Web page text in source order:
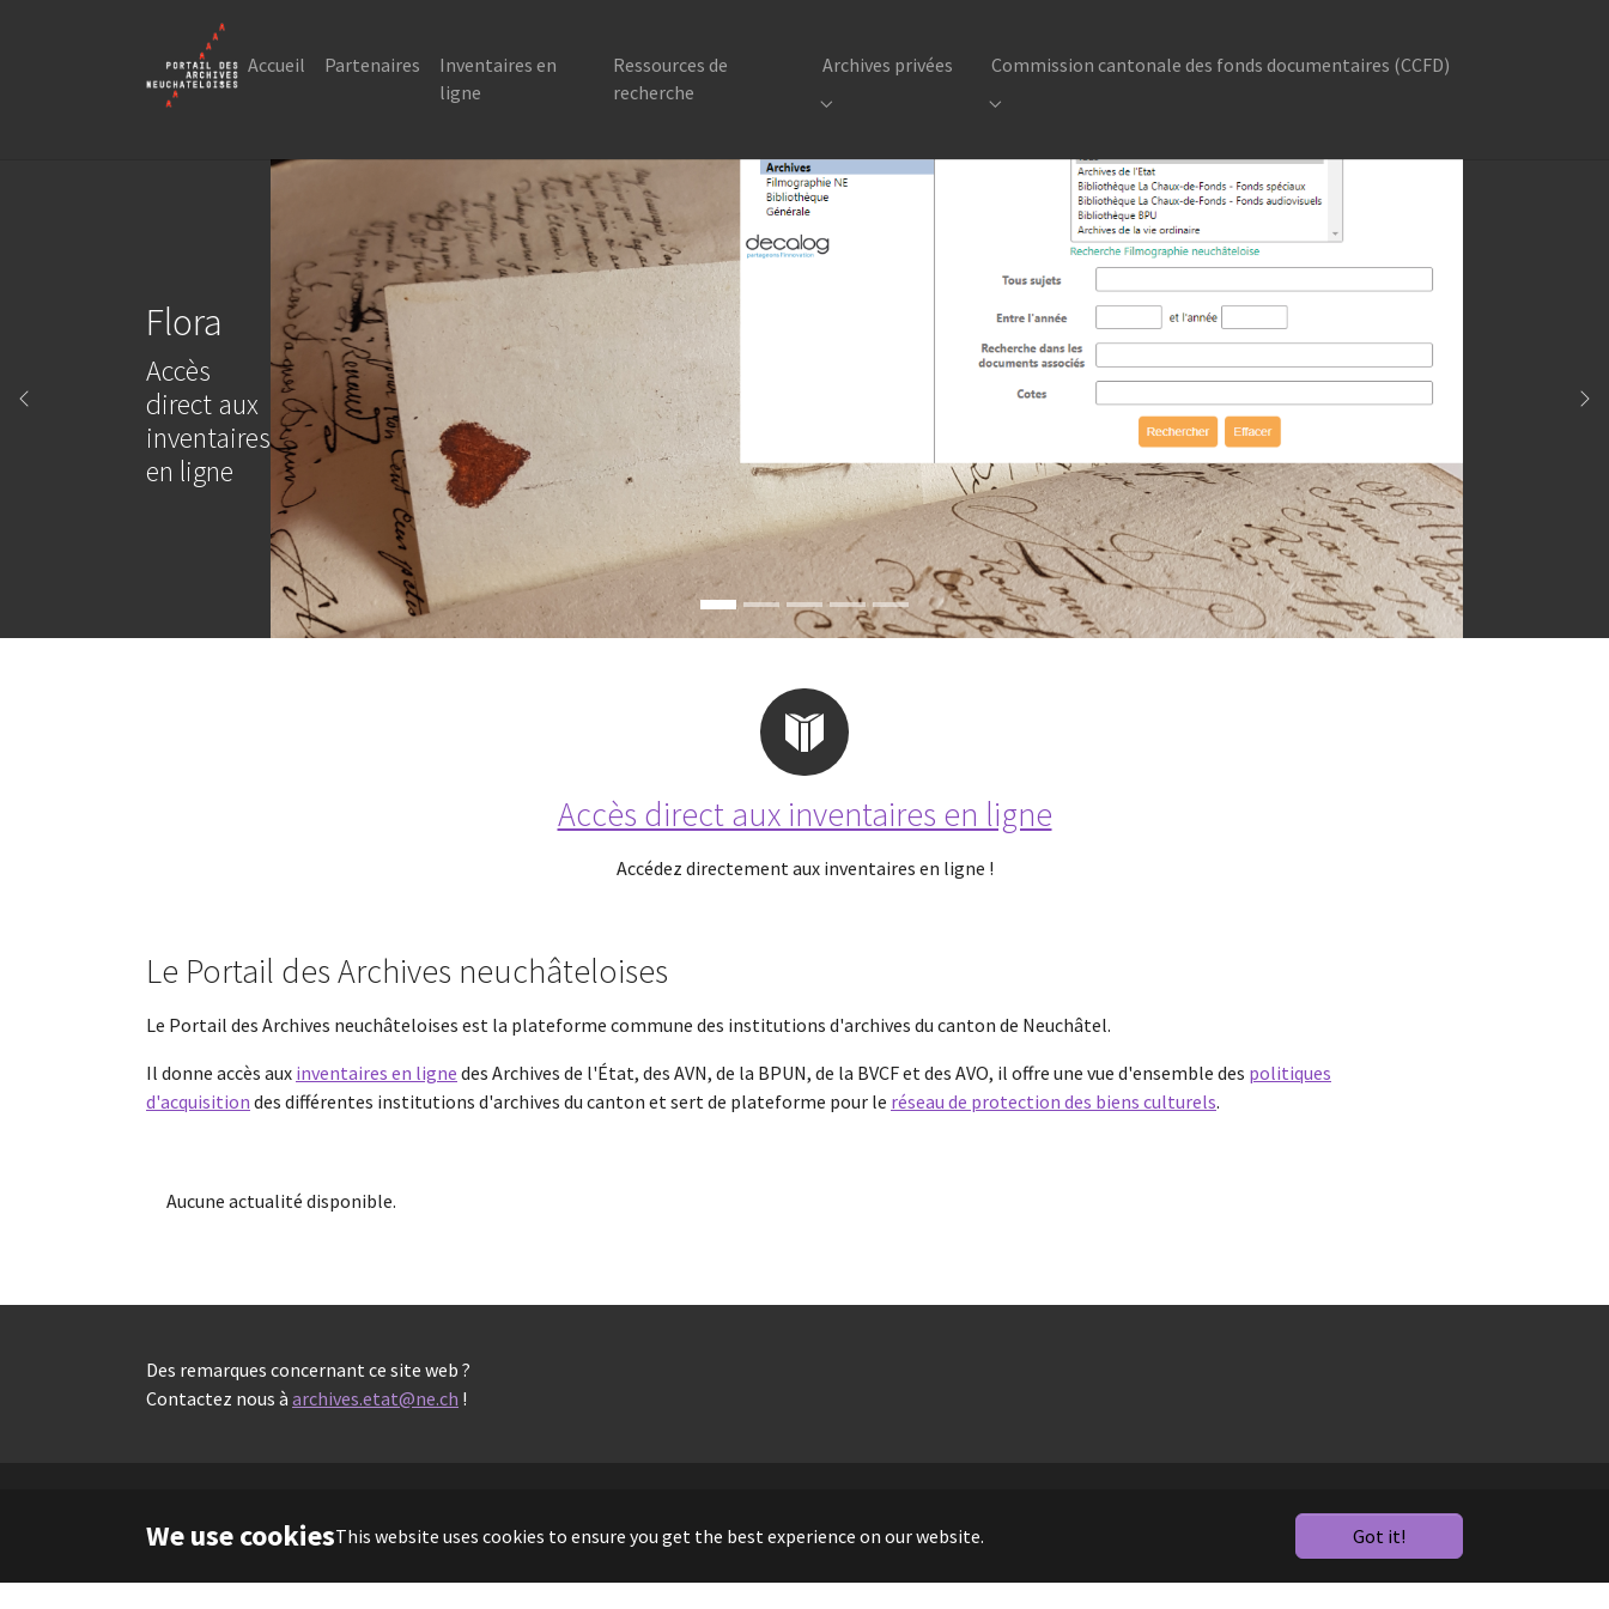
We use cookiesThis website uses cookies to ensure you get the best experience on our website. Got it!
Accueil Partenaires
Inventaires en
ligne
Ressources de
recherche
Archives privées
Submenu for "Archives privées"
Commission cantonale des fonds documentaires (CCFD)
Submenu for "Commission cantonale des fonds documentaires (CCFD)"
Histoire neuchâteloise
Réseau PBC
Proposer vos archives
Flora
Accès
direct aux
inventaires
en ligne
Previous
Accès direct aux inventaires en ligne
Accédez directement aux inventaires en ligne !
Le Portail des Archives neuchâteloises
Le Portail des Archives neuchâteloises est la plateforme commune des institutions d'archives du canton de Neuchâtel.
Il donne accès aux inventaires en ligne des Archives de l'État, des AVN, de la BPUN, de la BVCF et des AVO, il offre une vue d'ensemble des politiques
d'acquisition des différentes institutions d'archives du canton et sert de plateforme pour le réseau de protection des biens culturels.
Aucune actualité disponible.
Des remarques concernant ce site web ?
Contactez nous à archives.etat@ne.ch !
Copyright 2026 - Portail des Archives neuchâteloises | Réalisé par le Service informatique de l'Entité neuchâteloise | Mentions légales Crédits